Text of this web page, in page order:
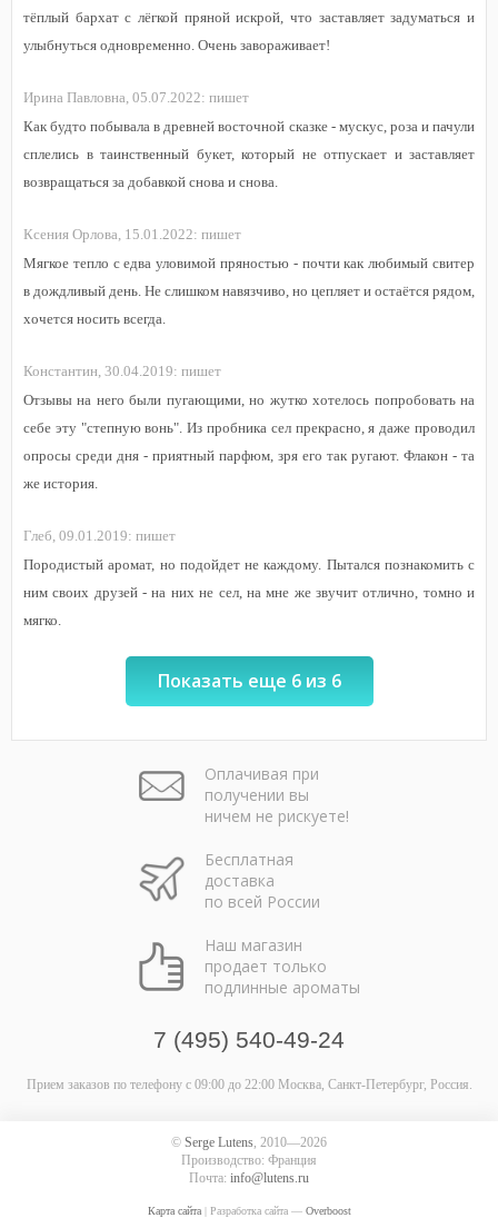
тёплый бархат с лёгкой пряной искрой, что заставляет задуматься и
улыбнуться одновременно. Очень завораживает!
Ирина Павловна, 05.07.2022: пишет
Как будто побывала в древней восточной сказке - мускус, роза и пачули
сплелись в таинственный букет, который не отпускает и заставляет
возвращаться за добавкой снова и снова.
Ксения Орлова, 15.01.2022: пишет
Мягкое тепло с едва уловимой пряностью - почти как любимый свитер
в дождливый день. Не слишком навязчиво, но цепляет и остаётся рядом,
хочется носить всегда.
Константин, 30.04.2019: пишет
Отзывы на него были пугающими, но жутко хотелось попробовать на
себе эту "степную вонь". Из пробника сел прекрасно, я даже проводил
опросы среди дня - приятный парфюм, зря его так ругают. Флакон - та
же история.
Глеб, 09.01.2019: пишет
Породистый аромат, но подойдет не каждому. Пытался познакомить с
ним своих друзей - на них не сел, на мне же звучит отлично, томно и
мягко.
Показать еще 6 из 6
Оплачивая при
получении вы
ничем не рискуете!
Бесплатная
доставка
по всей России
Наш магазин
продает только
подлинные ароматы
7 (495) 540-49-24
Прием заказов по телефону с 09:00 до 22:00Москва, Санкт-Петербург, Россия.
© Serge Lutens, 2010—2026
Производство: Франция
Почта: info@lutens.ru
Карта сайта| Разработка сайта — Overboost